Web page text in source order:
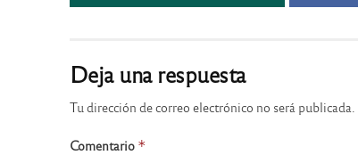
Deja una respuesta
Tu dirección de correo electrónico no será publicada.
Comentario *